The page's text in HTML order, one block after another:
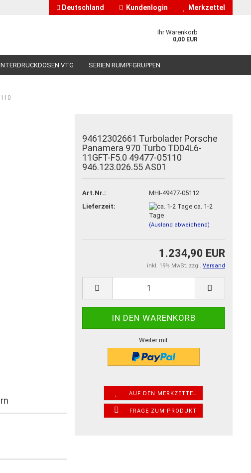
Deutschland Kundenlogin Merkzettel
Ihr Warenkorb
0,00 EUR
VTG SERIEN RUMPFGRUPPEN
94612302661 Turbolader Porsche
Panamera 970 Turbo TD04L6-
11GFT-F5.0 49477-05110
946.123.026.55 AS01
Art.Nr.:
MHI-49477-05112
Lieferzeit:
ca. 1-2
Tage
(Ausland abweichend)
1.234,90 EUR
inkl. 19% MwSt. zzgl. Versand
Weiter mit
AUF DEN MERKZETTEL
FRAGE ZUM PRODUKT